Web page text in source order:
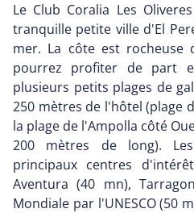
Le Club Coralia Les
tranquille petite ville d'El
mer. La côte est rocheuse
pourrez profiter de part
plusieurs petits plages de
250 mètres de l'hôtel (plage
la plage de l'Ampolla côté
200 mètres de long).
principaux centres
Aventura (40 mn),
Mondiale par l'UNESCO (50